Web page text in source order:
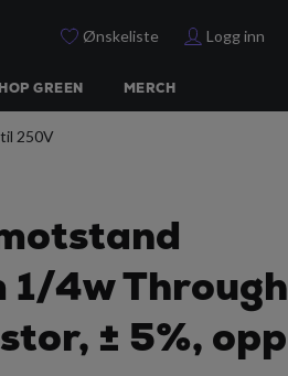
Ønskeliste Logg inn
GREEN MERCH
250V
1/4w Through
± 5%, opp